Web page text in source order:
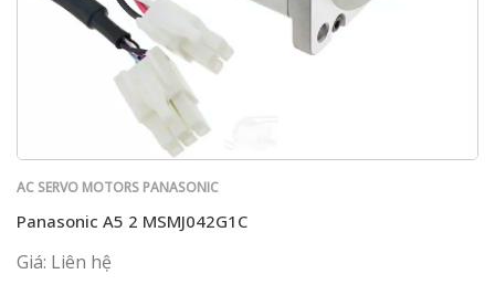
AC SERVO MOTORS PANASONIC
Panasonic A5 2 MSMJ042G1C
Giá: Liên hệ